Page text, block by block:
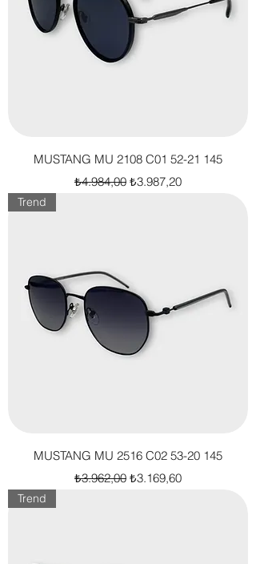
MUSTANG MU 2108 C01 52-21 145
Normal Fiyat
₺4.984,00 İndirimli Fiyat
₺3.987,20
Trend
MUSTANG MU 2516 C02 53-20 145
Normal Fiyat
₺3.962,00 İndirimli Fiyat
₺3.169,60
Trend